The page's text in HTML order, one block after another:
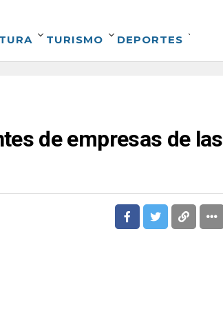
TURISMO DEPORTES
de empresas de las